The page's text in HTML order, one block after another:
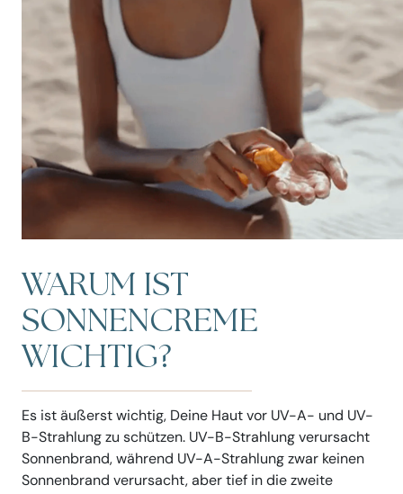
WARUM IST
SONNENCREME
WICHTIG?
Es ist äußerst wichtig, Deine Haut vor UV-A- und UV-
B-Strahlung zu schützen. UV-B-Strahlung verursacht
Sonnenbrand, während UV-A-Strahlung zwar keinen
Sonnenbrand verursacht, aber tief in die zweite